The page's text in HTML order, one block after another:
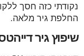
נקודתי כזה חסך
החלפת גיר מלאה.
שיפוץ גיר